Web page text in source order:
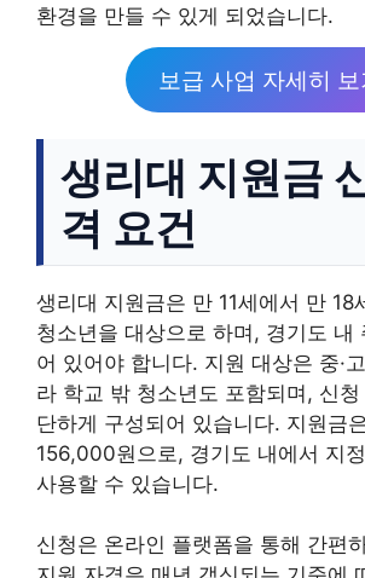
환경을 만들 수 있게 되었습니다.
보급 사업 자세히 보
생리대 지원금
격 요건
생리대 지원금은 만 11세에서 만 18
청소년을 대상으로 하며, 경기도 내
어 있어야 합니다. 지원 대상은 중·
라 학교 밖 청소년도 포함되며, 신
단하게 구성되어 있습니다. 지원금
156,000원으로, 경기도 내에서 지
사용할 수 있습니다.
신청은 온라인 플랫폼을 통해 간편